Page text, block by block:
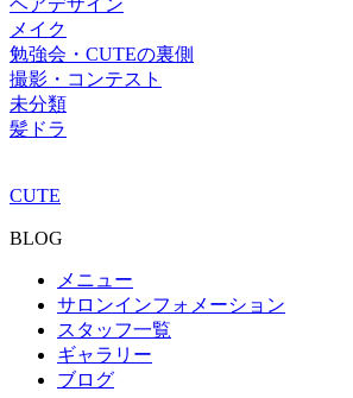
メイク
勉強会・CUTEの裏側
撮影・コンテスト
未分類
髪ドラ
CUTE
BLOG
メニュー
サロンインフォメーション
スタッフ一覧
ギャラリー
ブログ